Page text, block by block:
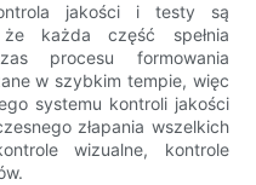
jakości i testy są
​​każda część spełnia
procesu formowania
w szybkim tempie, więc
systemu kontroli jakości
złapania wszelkich
wizualne, kontrole